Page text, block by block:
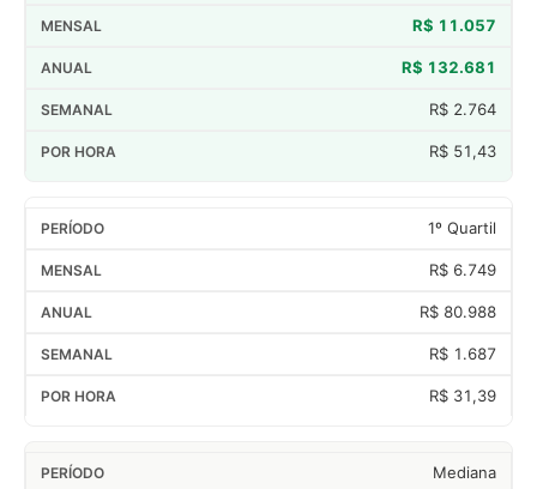
R$ 11.057
R$ 132.681
R$ 2.764
R$ 51,43
1º Quartil
R$ 6.749
R$ 80.988
R$ 1.687
R$ 31,39
Mediana